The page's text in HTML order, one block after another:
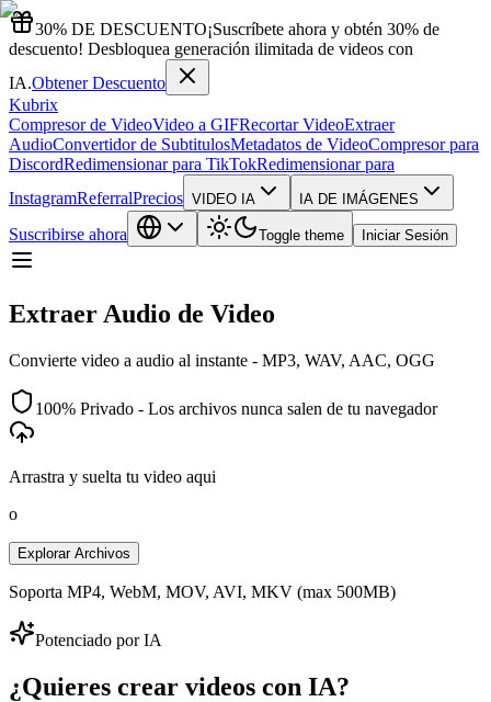
30% DE DESCUENTO¡Suscríbete ahora y obtén 30% de
descuento! Desbloquea generación ilimitada de videos con
IA.Obtener Descuento
Kubrix
Compresor de VideoVideo a GIFRecortar VideoExtraer
AudioConvertidor de SubtitulosMetadatos de VideoCompresor para
DiscordRedimensionar para TikTokRedimensionar para
InstagramReferralPrecios VIDEO IA IA DE IMÁGENES
Suscribirse ahora Toggle theme Iniciar Sesión
Extraer Audio de Video
Convierte video a audio al instante - MP3, WAV, AAC, OGG
100% Privado - Los archivos nunca salen de tu navegador
Arrastra y suelta tu video aqui
o
Explorar Archivos
Soporta MP4, WebM, MOV, AVI, MKV (max 500MB)
Potenciado por IA
¿Quieres crear videos con IA?